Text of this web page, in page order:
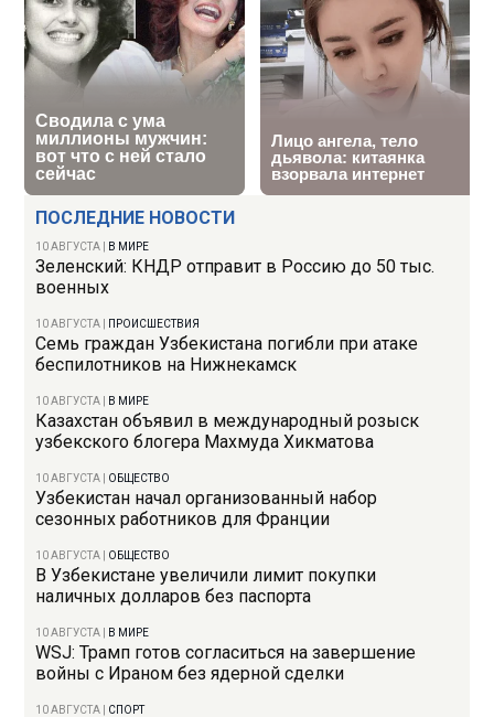
ПОСЛЕДНИЕ НОВОСТИ
10 АВГУСТА В МИРЕ
Зеленский: КНДР отправит в Россию до 50 тыс.
военных
10 АВГУСТА ПРОИСШЕСТВИЯ
Семь граждан Узбекистана погибли при атаке
беспилотников на Нижнекамск
10 АВГУСТА В МИРЕ
Казахстан объявил в международный розыск
узбекского блогера Махмуда Хикматова
10 АВГУСТА ОБЩЕСТВО
Узбекистан начал организованный набор
сезонных работников для Франции
10 АВГУСТА ОБЩЕСТВО
В Узбекистане увеличили лимит покупки
наличных долларов без паспорта
10 АВГУСТА В МИРЕ
WSJ: Трамп готов согласиться на завершение
войны с Ираном без ядерной сделки
10 АВГУСТА СПОРТ